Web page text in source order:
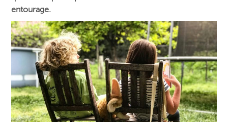
entourage.